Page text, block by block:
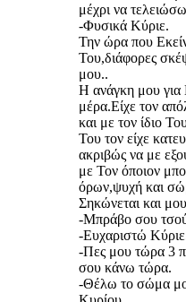
μέχρι να
-Φυσικά Κύριε.
Την ώρα που
Του,διάφορες
μου..
Η ανάγκη μου για
μέρα.Είχε τον
και με τον ίδιο
Του τον είχε
ακριβώς να με
με Τον όποιον
όρων,ψυχή και
Σηκώνεται και
-Μπράβο σου
-Ευχαριστώ
-Πες μου τώρα 3
σου κάνω τώρα.
-Θέλω το σώμα